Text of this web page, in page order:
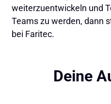
weiterzuentwickeln und
Teams zu werden, dann
bei Faritec.
Deine